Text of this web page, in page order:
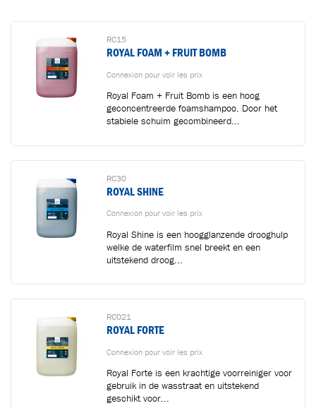
RC15
ROYAL FOAM + FRUIT BOMB
Connexion pour voir les prix
Royal Foam + Fruit Bomb is een hoog
geconcentreerde foamshampoo. Door het
stabiele schuim gecombineerd...
RC30
ROYAL SHINE
Connexion pour voir les prix
Royal Shine is een hoogglanzende drooghulp
welke de waterfilm snel breekt en een
uitstekend droog...
RC021
ROYAL FORTE
Connexion pour voir les prix
Royal Forte is een krachtige voorreiniger voor
gebruik in de wasstraat en uitstekend
geschikt voor...